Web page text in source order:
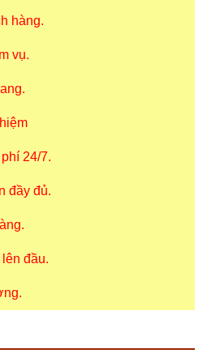
hàng.
vụ.
24/7.
đầy đủ.
đầu.